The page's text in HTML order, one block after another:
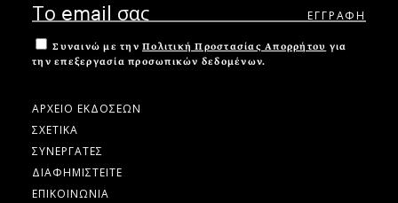
Συναινώ με την Πολιτική Προστασίας Απορρήτου για
την επεξεργασία προσωπικών δεδομένων.
ΑΡΧΕΙΟ ΕΚΔΟΣΕΩΝ
ΣΧΕΤΙΚΑ
ΣΥΝΕΡΓΑΤΕΣ
ΔΙΑΦΗΜΙΣΤΕΙΤΕ
ΕΠΙΚΟΙΝΩΝΙΑ